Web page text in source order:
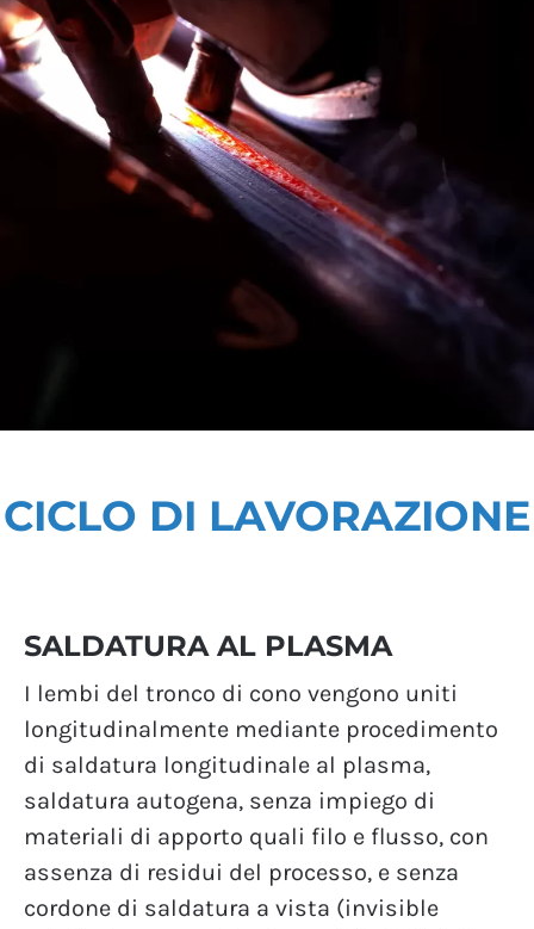
CICLO DI LAVORAZIONE
SALDATURA AL PLASMA
I lembi del tronco di cono vengono uniti
longitudinalmente mediante procedimento
di saldatura longitudinale al plasma,
saldatura autogena, senza impiego di
materiali di apporto quali filo e flusso, con
assenza di residui del processo, e senza
cordone di saldatura a vista (invisible